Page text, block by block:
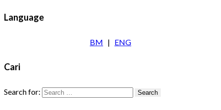
Language
BM | ENG
Cari
Search for: